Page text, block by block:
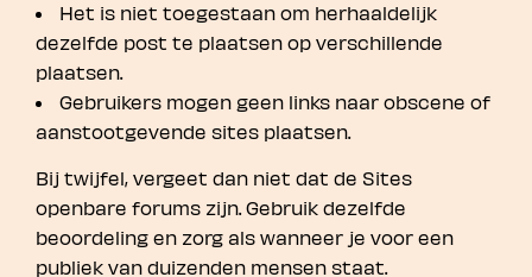
Het is niet toegestaan om herhaaldelijk
dezelfde post te plaatsen op verschillende
plaatsen.
Gebruikers mogen geen links naar obscene of
aanstootgevende sites plaatsen.
Bij twijfel, vergeet dan niet dat de Sites
openbare forums zijn. Gebruik dezelfde
beoordeling en zorg als wanneer je voor een
publiek van duizenden mensen staat.